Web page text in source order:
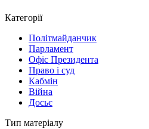
Категорії
Політмайданчик
Парламент
Офіс Президента
Право і суд
Кабмін
Війна
Досьє
Тип матеріалу